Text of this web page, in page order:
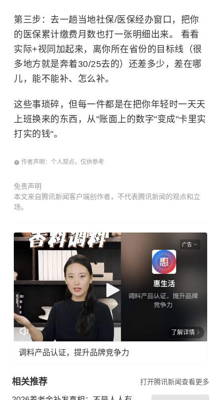
第三步：去一趟当地社保/医保经办窗口，把你
的医保累计缴费月数也打一张明细出来。 看看
实际+视同加起来，离你所在省份的目标线（很
多地方就是奔着30/25去的）还差多少，差在哪
儿，能不能补、怎么补。
这些事琐碎，但每一件都是在把你年轻时一天天
上班换来的东西，从"账面上的数字"变成"卡里实
打实的钱"。
作者声明：个人观点，仅供参考
免责声明
本文来自腾讯新闻客户端创作者，不代表腾讯新闻的观点和立
场。
广告
了解详情
调料产品认证，提升品牌竞争力
相关推荐 打开腾讯新闻查看更多